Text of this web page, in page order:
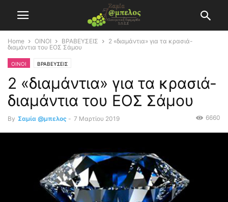
Home ΟΙΝΟΙ ΒΡΑΒΕΥΣΕΙΣ
2 «διαμάντια» για τα κρασιά-
διαμάντια του ΕΟΣ Σάμου
ΟΙΝΟΙ ΒΡΑΒΕΥΣΕΙΣ
2 «διαμάντια» για τα κρασιά-
διαμάντια του ΕΟΣ Σάμου
By Σαμία @μπελος - 7 Μαρτίου 2019 6660